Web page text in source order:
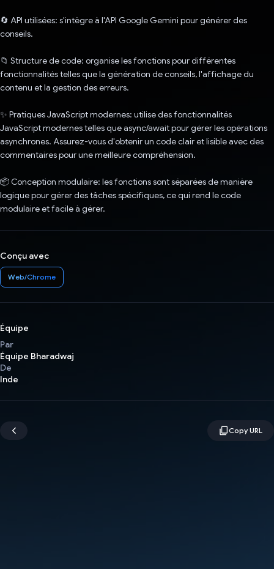
🔄 API utilisées: s'intègre à l'API Google Gemini pour générer des
conseils.
📁 Structure de code: organise les fonctions pour différentes
fonctionnalités telles que la génération de conseils, l'affichage du
contenu et la gestion des erreurs.
✨ Pratiques JavaScript modernes: utilise des fonctionnalités
JavaScript modernes telles que async/await pour gérer les opérations
asynchrones. Assurez-vous d'obtenir un code clair et lisible avec des
commentaires pour une meilleure compréhension.
📦 Conception modulaire: les fonctions sont séparées de manière
logique pour gérer des tâches spécifiques, ce qui rend le code
modulaire et facile à gérer.
Conçu avec
Web/Chrome
Équipe
Par
Équipe Bharadwaj
De
Inde